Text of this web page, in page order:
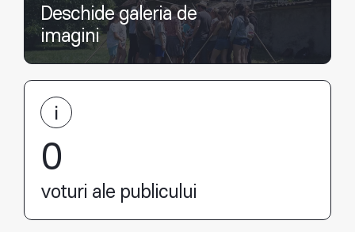
Deschide galeria de
imagini
0
voturi ale publicului